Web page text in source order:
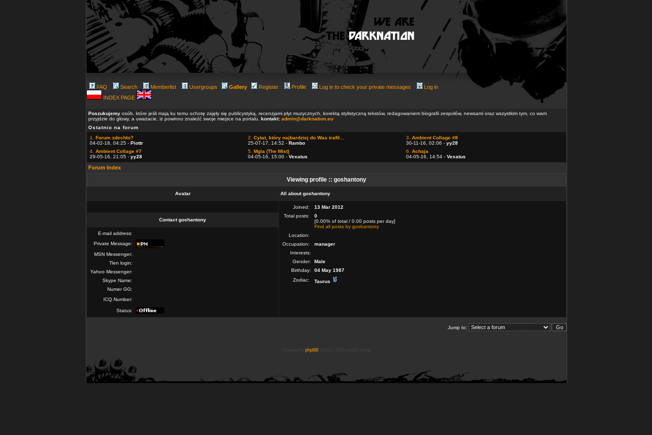
FAQ Search Memberlist Usergroups Gallery Register Profile Log in to check your private messages
Log in
INDEX PAGE
Poszukujemy osób, które jeśli mają ku temu ochotę zajęły się publicystyką, recenzjami płyt muzycznych, korektą stylistyczną tekstów, redagowaniem biografii zespołów, newsami oraz wszystkim tym, co wam
przyjdzie do głowy, a uważacie, iż powinno znaleźć swoje miejsce na portalu. kontakt: admin@darknation.eu
Ostatnio na forum
1. Forum zdechło?
04-02-18, 04:25 - Piottr
2. Cytat, który najbardziej do Was trafił...
25-07-17, 14:52 - Rambo
3. Ambient Collage #8
30-11-16, 02:06 - yy28
4. Ambient Collage #7
29-05-16, 21:05 - yy28
5. Mgla (The Mist)
04-05-16, 15:00 - Vexatus
6. Achaja
04-05-16, 14:54 - Vexatus
Forum Index
Viewing profile :: goshantony
Avatar All about goshantony
Joined:
13 Mar 2012
Total posts:
0
[0.00% of total / 0.00 posts per day]
Find all posts by goshantony
Location:
Occupation:
manager
Interests:
Gender:
Male
Birthday:
04 May 1987
Zodiac:
Taurus
Contact goshantony
E-mail address:
Private Message:
MSN Messenger:
Tlen login:
Yahoo Messenger:
Skype Name:
Numer GG:
ICQ Number:
Status:
Jump to:
phpBB© 2001, 2005 phpBB Group